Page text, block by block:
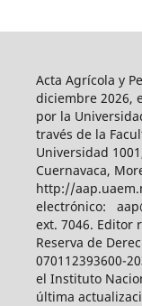
Acta Agrícola y
diciembre 2026,
por la
través de la
Universidad
Cuernavaca,
http://
electrónico:
ext. 7046. Editor
Reserva de
070112393600-
el Instituto
última